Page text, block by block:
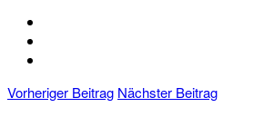
Vorheriger Beitrag Nächster Beitrag